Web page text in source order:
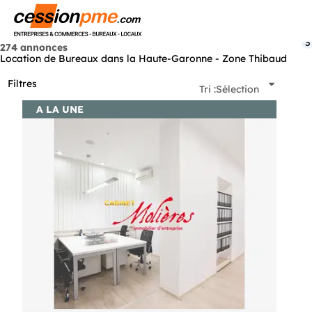
274 annonces
Location de Bureaux dans la Haute-Garonne - Zone Thibaud
Filtres
3
Tri :Sélection
A LA UNE